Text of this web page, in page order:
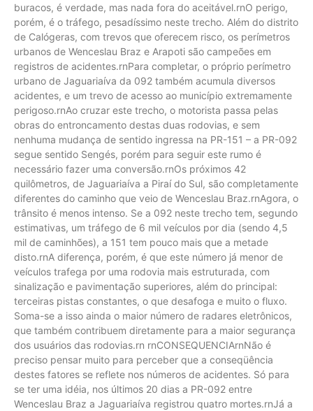
buracos, é verdade, mas nada fora do aceitável.rnO perigo,
porém, é o tráfego, pesadíssimo neste trecho. Além do distrito
de Calógeras, com trevos que oferecem risco, os perímetros
urbanos de Wenceslau Braz e Arapoti são campeões em
registros de acidentes.rnPara completar, o próprio perímetro
urbano de Jaguariaíva da 092 também acumula diversos
acidentes, e um trevo de acesso ao município extremamente
perigoso.rnAo cruzar este trecho, o motorista passa pelas
obras do entroncamento destas duas rodovias, e sem
nenhuma mudança de sentido ingressa na PR-151 – a PR-092
segue sentido Sengés, porém para seguir este rumo é
necessário fazer uma conversão.rnOs próximos 42
quilômetros, de Jaguariaíva a Piraí do Sul, são completamente
diferentes do caminho que veio de Wenceslau Braz.rnAgora, o
trânsito é menos intenso. Se a 092 neste trecho tem, segundo
estimativas, um tráfego de 6 mil veículos por dia (sendo 4,5
mil de caminhões), a 151 tem pouco mais que a metade
disto.rnA diferença, porém, é que este número já menor de
veículos trafega por uma rodovia mais estruturada, com
sinalização e pavimentação superiores, além do principal:
terceiras pistas constantes, o que desafoga e muito o fluxo.
Soma-se a isso ainda o maior número de radares eletrônicos,
que também contribuem diretamente para a maior segurança
dos usuários das rodovias.rn rnCONSEQUENCIArnNão é
preciso pensar muito para perceber que a conseqüência
destes fatores se reflete nos números de acidentes. Só para
se ter uma idéia, nos últimos 20 dias a PR-092 entre
Wenceslau Braz a Jaguariaíva registrou quatro mortes.rnJá a